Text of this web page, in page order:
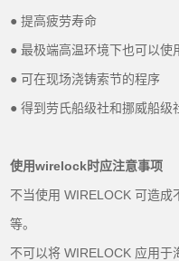
● 提高疲劳寿命
● 最极端高温环境下也可以使
● 可在现场浇铸索节的程序
● 得到劳氏船级社和挪威船级
使用wirelock时应注意事项
不当使用 WIRELOCK 可造
等。
不可以将 WIRELOCK 应用于